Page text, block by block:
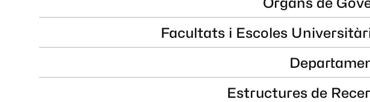
Facultats i Escoles
Estructures de